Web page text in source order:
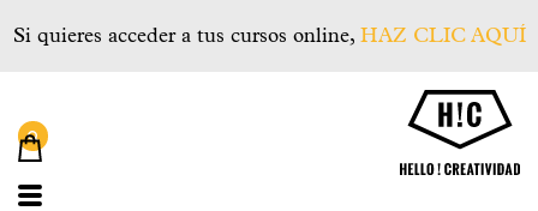
Si quieres acceder a tus cursos online, HAZ CLIC AQUÍ